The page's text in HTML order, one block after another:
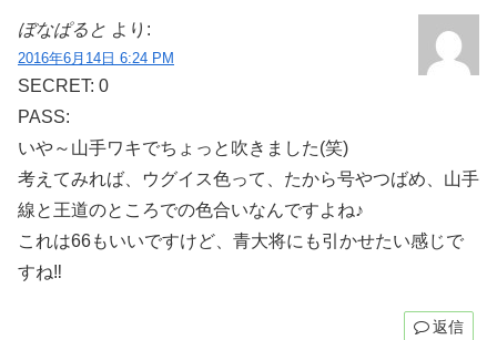
ぼなぱると より:
2016年6月14日 6:24 PM
SECRET: 0
PASS:
いや～山手ワキでちょっと吹きました(笑)
考えてみれば、ウグイス色って、たから号やつばめ、山手
線と王道のところでの色合いなんですよね♪
これは66もいいですけど、青大将にも引かせたい感じで
すね‼
返信